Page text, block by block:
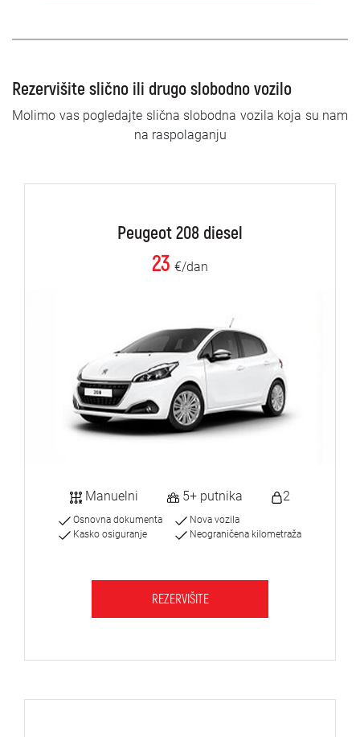
Rezervišite slično ili drugo slobodno vozilo
Molimo vas pogledajte slična slobodna vozila koja su nam
na raspolaganju
Peugeot 208 diesel
23 €/dan
Manuelni 5+ putnika 2
Osnovna dokumenta
Kasko osiguranje
Nova vozila
Neograničena kilometraža
REZERVIŠITE